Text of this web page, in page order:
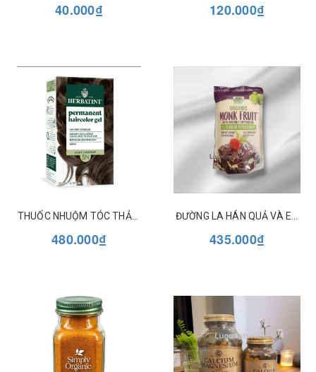
40.000₫ 120.000₫
THUỐC NHUỘM TÓC THẢO DƯỢC BỀN MÀU DẠNG GEL HERBATINT (MẪU MỚI)
480.000₫ 435.000₫